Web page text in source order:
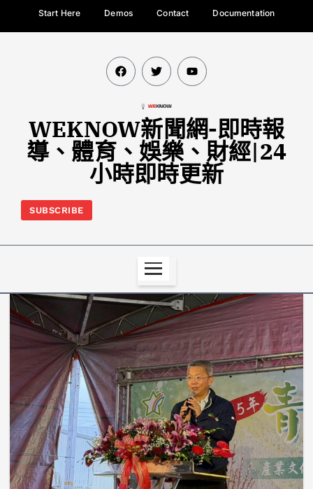
Start Here Demos Contact Documentation
WEKNOW新聞網-即時報
導、體育、娛樂、財經|24
小時即時更新
SUBSCRIBE